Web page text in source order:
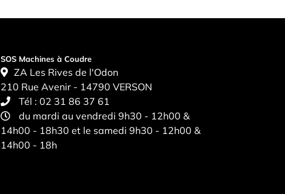
SOS Machines à Coudre
ZA Les Rives de l'Odon
210 Rue Avenir - 14790 VERSON
Tél :02 31 86 37 61
du mardi au vendredi 9h30 - 12h00 &
14h00 - 18h30 et le samedi 9h30 - 12h00 &
14h00 - 18h